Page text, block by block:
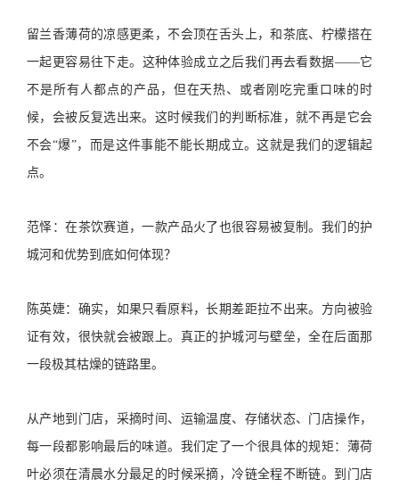
留兰香薄荷的凉感更柔，不会顶在舌头上，和茶底、柠檬搭在
一起更容易往下走。这种体验成立之后我们再去看数据——它
不是所有人都点的产品，但在天热、或者刚吃完重口味的时
候，会被反复选出来。这时候我们的判断标准，就不再是它会
不会“爆”，而是这件事能不能长期成立。这就是我们的逻辑起
点。
范怿：在茶饮赛道，一款产品火了也很容易被复制。我们的护
城河和优势到底如何体现？
陈英婕：确实，如果只看原料，长期差距拉不出来。方向被验
证有效，很快就会被跟上。真正的护城河与壁垒，全在后面那
一段极其枯燥的链路里。
从产地到门店，采摘时间、运输温度、存储状态、门店操作，
每一段都影响最后的味道。我们定了一个很具体的规矩：薄荷
叶必须在清晨水分最足的时候采摘，冷链全程不断链。到门店